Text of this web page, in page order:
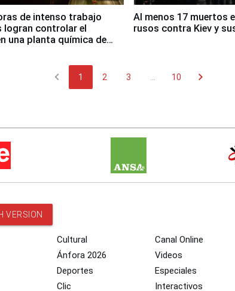
de intenso trabajo
logran controlar el
una planta química de
Al menos 17 muertos
rusos contra Kiev y
chevron_left 1 2 3 10 chevron_right
VERSION
Cultural
Ánfora 2026
Deportes
Clic
Canal Online
Videos
Especiales
Interactivos